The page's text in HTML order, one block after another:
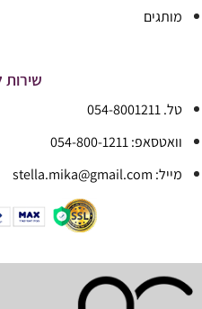
מותגים
שירות
טל. 054-8001211
וואטסאפ: 054-800-1211
מייל: stella.mika@gmail.com